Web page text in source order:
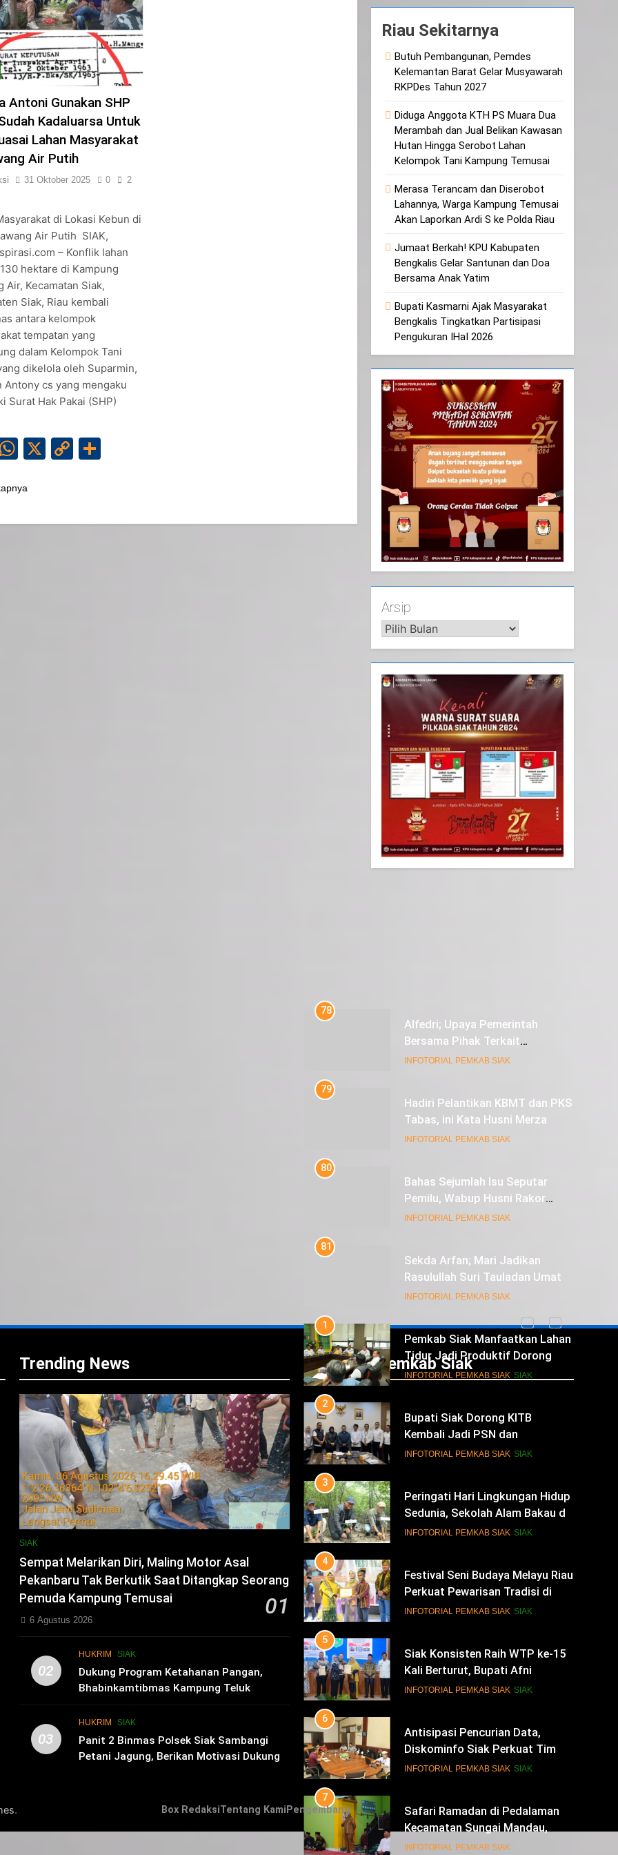
Antoni Gunakan SHP
Kadaluarsa Untuk
Lahan Masyarakat
Air Putih
31 Oktober 2025 0
2
di Lokasi Kebun di
Air Putih SIAK,
– Konflik lahan
hektare di Kampung
Air, Kecamatan Siak,
Siak, Riau kembali
antara kelompok
tempatan yang
dalam Kelompok Tani
dikelola oleh Suparmin,
Antony cs yang mengaku
Surat Hak Pakai (SHP)
WhatsApp
X
Copy
Riau Sekitarnya
Butuh Pembangunan, Pemdes
Kelemantan Barat Gelar Musyawarah
RKPDes Tahun 2027
Diduga Anggota KTH PS Muara Dua
Merambah dan Jual Belikan Kawasan
Hutan Hingga Serobot Lahan
Kelompok Tani Kampung Temusai
Merasa Terancam dan Diserobot
Lahannya, Warga Kampung Temusai
Akan Laporkan Ardi S ke Polda Riau
Jumaat Berkah! KPU Kabupaten
Bengkalis Gelar Santunan dan Doa
Bersama Anak Yatim
Bupati Kasmarni Ajak Masyarakat
Bengkalis Tingkatkan Partisipasi
Pengukuran IHaI 2026
Arsip
Trending News
SIAK
Sempat Melarikan Diri, Maling Motor Asal
Pekanbaru Tak Berkutik Saat Ditangkap Seorang
Pemuda Kampung Temusai
01
6 Agustus 2026
02
HUKRIM SIAK
Dukung Program Ketahanan Pangan,
Bhabinkamtibmas Kampung Teluk
Merempan Tinjau Tanaman Jagung Waga
03
HUKRIM SIAK
Panit 2 Binmas Polsek Siak Sambangi
Petani Jagung, Berikan Motivasi Dukung
Infotorial Pemkab Siak
79
Hadiri Pelantikan KBMT dan PKS
Tabas, ini Kata Husni Merza
INFOTORIAL PEMKAB SIAK
80
Bahas Sejumlah Isu Seputar
Pemilu, Wabup Husni Rakor
bersama Gubernur Riau
INFOTORIAL PEMKAB SIAK
81
Sekda Arfan; Mari Jadikan
Rasulullah Suri Tauladan Umat
INFOTORIAL PEMKAB SIAK
1
Pemkab Siak Manfaatkan Lahan
Tidur Jadi Produktif Dorong
PAD dan Kesejahteraan Warga
INFOTORIAL PEMKAB SIAK
2
Bupati Siak Dorong KITB
Kembali Jadi PSN dan
Revitalisasi Istana Kesultanan
INFOTORIAL PEMKAB SIAK SIAK
3
Peringati Hari Lingkungan Hidup
Sedunia, Sekolah Alam Bakau di
Siak Cetak Generasi Penjaga
INFOTORIAL PEMKAB SIAK SIAK
4
Festival Seni Budaya Melayu Riau
Perkuat Pewarisan Tradisi di
Negeri Istana
INFOTORIAL PEMKAB SIAK SIAK
5
Siak Konsisten Raih WTP ke-15
Kali Berturut, Bupati Afni
Tekankan Penguatan Tata Kelola
INFOTORIAL PEMKAB SIAK SIAK
6
Antisipasi Pencurian Data,
Diskominfo Siak Perkuat Tim
Tanggap Insiden Siber
INFOTORIAL PEMKAB SIAK SIAK
7
Safari Ramadan di Pedalaman
Kecamatan Sungai Mandau,
Bupati Siak Jemput Aspirasi
INFOTORIAL PEMKAB SIAK
8
Dukung Polda Riau Pengamanan
Idulfitri, Bupati Siak Hadiri Rakor
Operasi Lancang Kuning 2026
INFOTORIAL PEMKAB SIAK
. Box Redaksi Tentang KamiPengembang